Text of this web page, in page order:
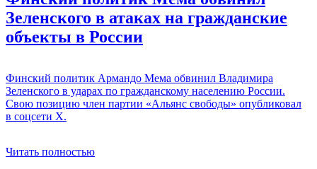
Зеленского в атаках на гражданские
объекты в России
Финский политик Армандо Мема обвинил Владимира
Зеленского в ударах по гражданскому населению России.
Свою позицию член партии «Альянс свободы» опубликовал
в соцсети X.
Читать полностью